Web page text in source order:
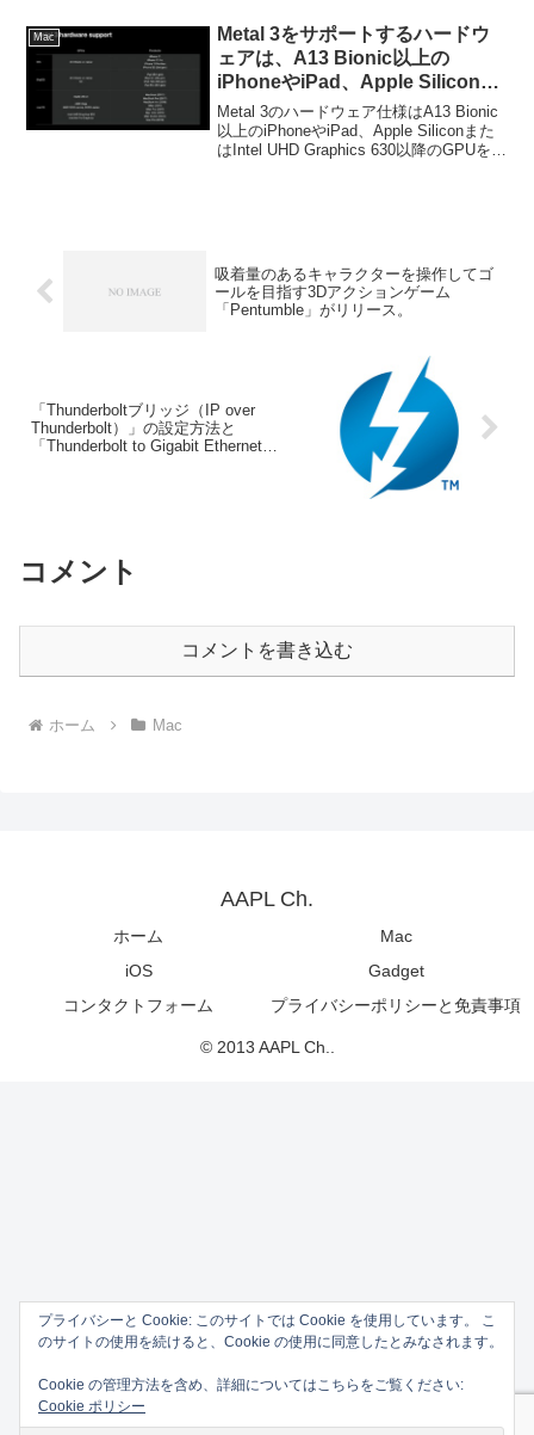
は以下から。
Mac
Metal 3をサポートするハードウ
ェアは、A13 Bionic以上の
iPhoneやiPad、Apple Siliconま
たはIntel UHD Graphics 630以降
のGPUを搭載したMacに。
Metal 3のハードウェア仕様はA13 Bionic
以上のiPhoneやiPad、Apple Siliconまた
はIntel UHD Graphics 630以降のGPUを搭
吸着量のあるキャラクターを操作してゴ
ールを目指す3Dアクションゲーム
「Pentumble」がリリース。
「Thunderboltブリッジ（IP over
Thunderbolt）」の設定方法と
「Thunderbolt to Gigabit Ethernet
コメント
コメントを書き込む
ホーム Mac
AAPL Ch.
ホーム
Mac
iOS
Gadget
コンタクトフォーム
プライバシーポリシーと免責事項
© 2013 AAPL Ch..
プライバシーと Cookie: このサイトでは Cookie を使用しています。 こ
のサイトの使用を続けると、Cookie の使用に同意したとみなされます。
Cookie の管理方法を含め、詳細についてはこちらをご覧ください:
Cookie ポリシー